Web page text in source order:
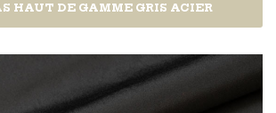
HAUT DE GAMME GRIS ACIER